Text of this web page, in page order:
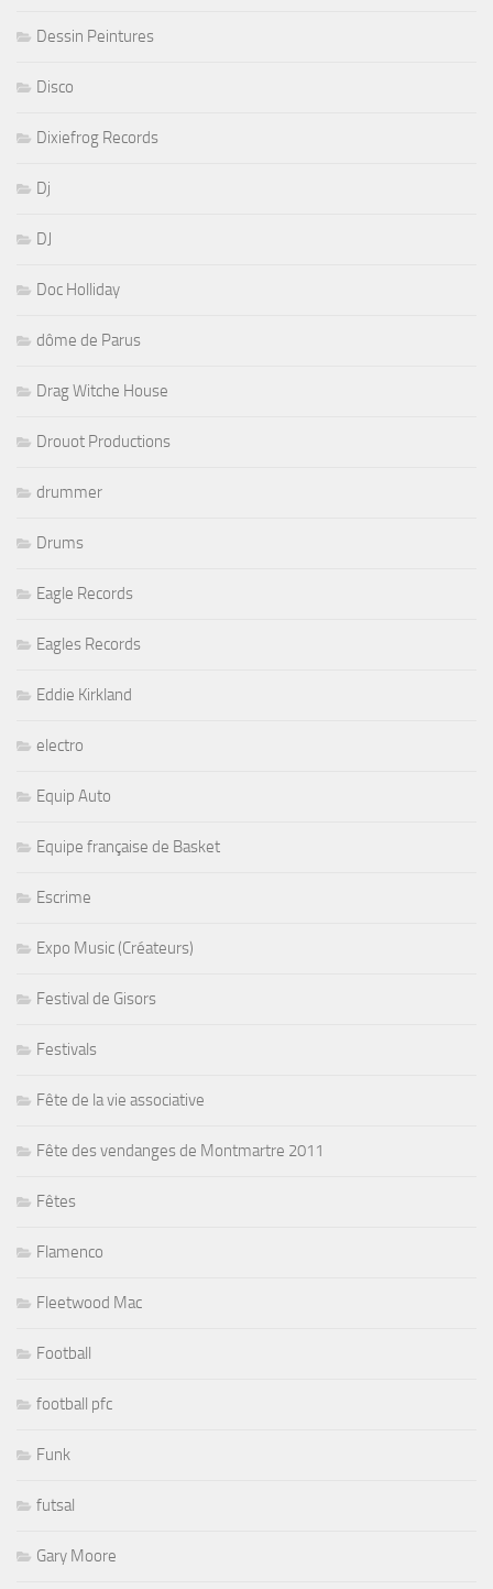
Dessin Peintures
Disco
Dixiefrog Records
Dj
DJ
Doc Holliday
dôme de Parus
Drag Witche House
Drouot Productions
drummer
Drums
Eagle Records
Eagles Records
Eddie Kirkland
electro
Equip Auto
Equipe française de Basket
Escrime
Expo Music (Créateurs)
Festival de Gisors
Festivals
Fête de la vie associative
Fête des vendanges de Montmartre 2011
Fêtes
Flamenco
Fleetwood Mac
Football
football pfc
Funk
futsal
Gary Moore